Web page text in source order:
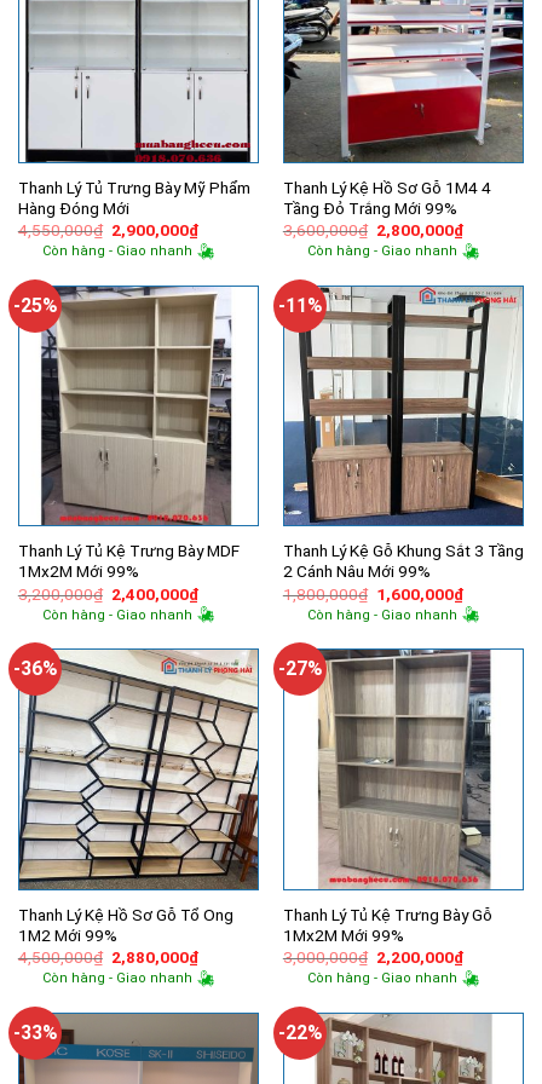
Thanh Lý Tủ Trưng Bày Mỹ Phẩm
Hàng Đóng Mới
4,550,000₫ Giá
gốc
là:
2,900,000₫Giá
hiện
tại
2,900,000₫.
Còn hàng - Giao nhanh
Thanh Lý Kệ Hồ Sơ Gỗ 1M4 4
Tầng Đỏ Trắng Mới 99%
3,600,000₫ Giá
gốc
là:
2,800,000₫Giá
hiện
tại
Còn hàng - Giao nhanh
-25%
Thanh Lý Tủ Kệ Trưng Bày MDF
1Mx2M Mới 99%
3,200,000₫ Giá
gốc
là:
2,400,000₫Giá
hiện
tại
2,400,000₫.
Còn hàng - Giao nhanh
-11%
Thanh Lý Kệ Gỗ Khung Sắt 3 Tầng
2 Cánh Nâu Mới 99%
1,800,000₫ Giá
gốc
là:
1,600,000₫Giá
hiện
tại
Còn hàng - Giao nhanh
-36%
Thanh Lý Kệ Hồ Sơ Gỗ Tổ Ong
1M2 Mới 99%
4,500,000₫ Giá
gốc
là:
2,880,000₫Giá
hiện
tại
2,880,000₫.
Còn hàng - Giao nhanh
-27%
Thanh Lý Tủ Kệ Trưng Bày Gỗ
1Mx2M Mới 99%
3,000,000₫ Giá
gốc
là:
2,200,000₫Giá
hiện
tại
Còn hàng - Giao nhanh
-33% -22%